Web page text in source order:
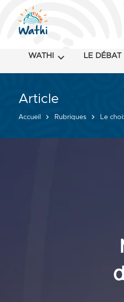
WATHI LE DÉBAT
Article
Accueil Rubriques Le